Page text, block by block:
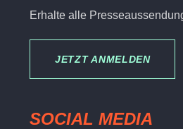
Erhalte alle
JETZT ANMELDEN
SOCIAL MEDIA